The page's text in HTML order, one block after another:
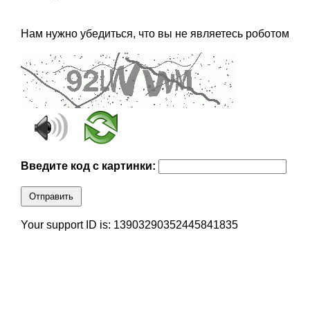
Нам нужно убедиться, что вы не являетесь роботом
Введите код с картинки:
Отправить
Your support ID is: 13903290352445841835